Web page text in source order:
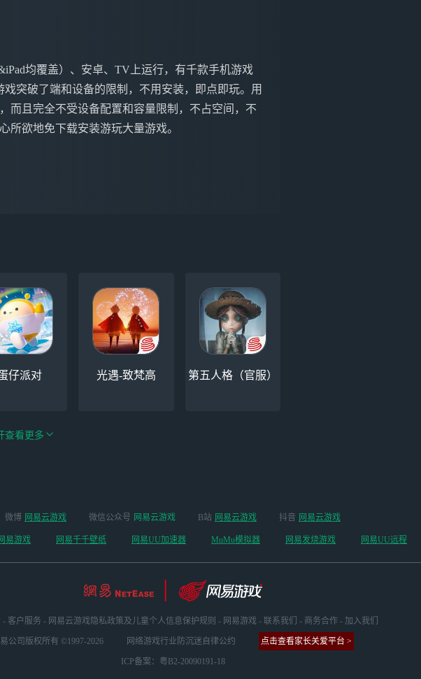
均覆盖）、安卓、TV上运行，有千款手机游戏
突破了端和设备的限制，不用安装，即点即玩。用
而且完全不受设备配置和容量限制，不占空间，不
所欲地免下载安装游玩大量游戏。
仔派对 光遇-致梵高 第五人格（官服）
手游（全新
本开启 ）
云手机 阴阳师
查看更多
微博 网易云游戏 微信公众号 网易云游戏 B站 网易云游戏 抖音 网易云游戏
易游戏 网易千千壁纸 网易UU加速器 MuMu模拟器 网易发烧游戏 网易UU远程
- 客户服务 - 网易云游戏隐私政策及儿童个人信息保护规则 - 网易游戏 - 联系我们 - 商务合作 - 加入我们
公司版权所有 ©1997-2026 网络游戏行业防沉迷自律公约 点击查看家长关爱平台 >
ICP备案：粤B2-20090191-18